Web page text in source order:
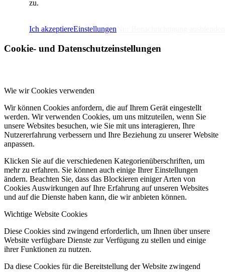
zu.
Ich akzeptiereEinstellungen
Cookie- und Datenschutzeinstellungen
Wie wir Cookies verwenden
Wir können Cookies anfordern, die auf Ihrem Gerät eingestellt
werden. Wir verwenden Cookies, um uns mitzuteilen, wenn Sie
unsere Websites besuchen, wie Sie mit uns interagieren, Ihre
Nutzererfahrung verbessern und Ihre Beziehung zu unserer Website
anpassen.
Klicken Sie auf die verschiedenen Kategorienüberschriften, um
mehr zu erfahren. Sie können auch einige Ihrer Einstellungen
ändern. Beachten Sie, dass das Blockieren einiger Arten von
Cookies Auswirkungen auf Ihre Erfahrung auf unseren Websites
und auf die Dienste haben kann, die wir anbieten können.
Wichtige Website Cookies
Diese Cookies sind zwingend erforderlich, um Ihnen über unsere
Website verfügbare Dienste zur Verfügung zu stellen und einige
ihrer Funktionen zu nutzen.
Da diese Cookies für die Bereitstellung der Website zwingend